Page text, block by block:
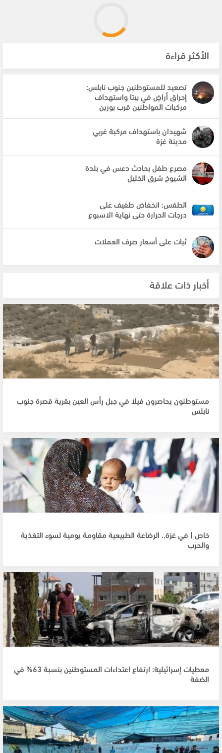
الأكثر قراءة
تصعيد للمستوطنين جنوب نابلس:
إحراق أراضٍ في بيتا واستهداف
مركبات المواطنين قرب بورين
شهيدان باستهداف مركبة غربي
مدينة غزة
مصرع طفل بحادث دعس في بلدة
الشيوخ شرق الخليل
الطقس: انخفاض طفيف على
درجات الحرارة حتى نهاية الاسبوع
ثبات على أسعار صرف العملات
أخبار ذات علاقة
مستوطنون يحاصرون فيلا في جبل رأس العين بقرية قصرة جنوب
نابلس
خاص | في غزة.. الرضاعة الطبيعية مقاومة يومية لسوء التغذية
والحرب
معطيات إسرائيلية: ارتفاع اعتداءات المستوطنين بنسبة 63% في
الضفة